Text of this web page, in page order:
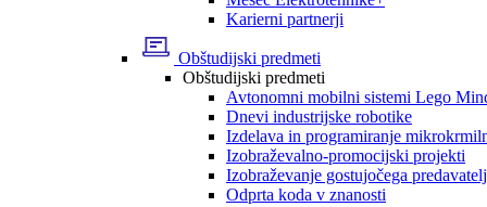
Karierni partnerji
Obštudijski predmeti
Obštudijski predmeti
Avtonomni mobilni sistemi Lego
Dnevi industrijske robotike
Izdelava in programiranje
Izobraževalno-promocijski projekti
Izobraževanje gostujočega
Odprta koda v znanosti